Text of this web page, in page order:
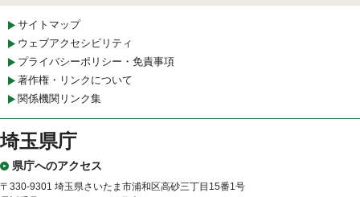
サイトマップ
ウェブアクセシビリティ
プライバシーポリシー・免責事項
著作権・リンクについて
関係機関リンク集
埼玉県庁
県庁へのアクセス
〒330-9301 埼玉県さいたま市浦和区高砂三丁目15番1号